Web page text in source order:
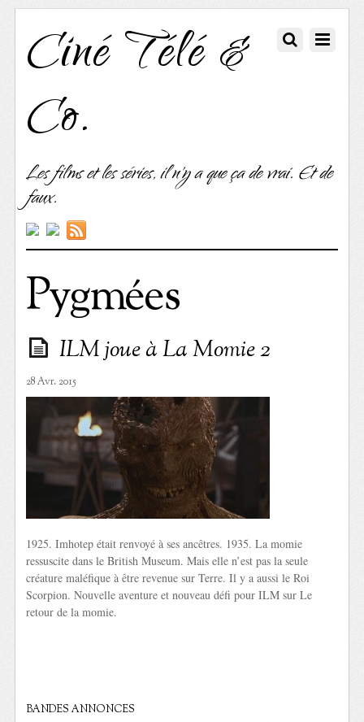
Ciné Télé &
Co.
Les films et les séries, il n'y a que ça de vrai. Et de
faux.
Pygmées
ILM joue à La Momie 2
28 Avr. 2015
1925. Imhotep était renvoyé à ses ancêtres. 1935. La momie
ressuscite dans le British Museum. Mais elle n’est pas la seule
créature maléfique à être revenue sur Terre. Il y a aussi le Roi
Scorpion. Nouvelle aventure et nouveau défi pour ILM sur Le
retour de la momie.
BANDES ANNONCES